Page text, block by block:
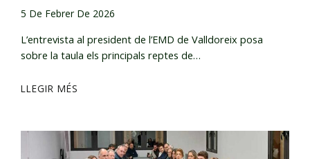
5 De Febrer De 2026
L’entrevista al president de l’EMD de Valldoreix posa
sobre la taula els principals reptes de…
LLEGIR MÉS